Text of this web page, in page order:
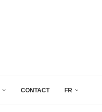
CONTACT FR